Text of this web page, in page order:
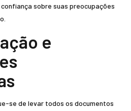
sobre suas preocupações
e
se de levar todos os documentos